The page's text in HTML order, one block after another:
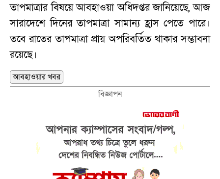
তাপমাত্রার বিষয়ে আবহাওয়া অধিদপ্তর জানিয়েছে, আজ
সারাদেশে দিনের তাপমাত্রা সামান্য হ্রাস পেতে পারে।
তবে রাতের তাপমাত্রা প্রায় অপরিবর্তিত থাকার সম্ভাবনা
রয়েছে।
আবহাওয়ার খবর
বিজ্ঞাপন